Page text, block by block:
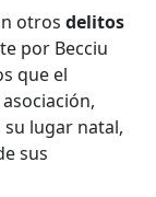
otrosdelitos
por Becciu
que el
su lugar natal,
sus